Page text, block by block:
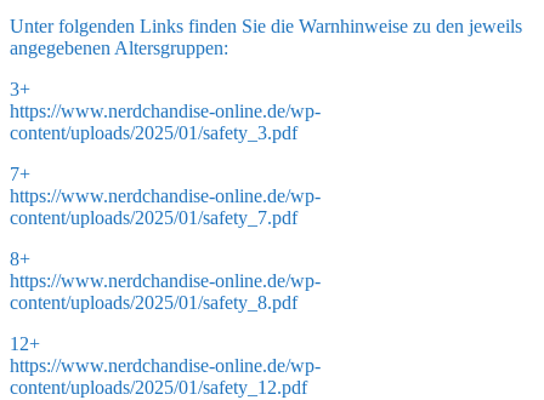
Unter folgenden Links finden Sie die Warnhinweise zu den jeweils
angegebenen Altersgruppen:
3+
https://www.nerdchandise-online.de/wp-
content/uploads/2025/01/safety_3.pdf
7+
https://www.nerdchandise-online.de/wp-
content/uploads/2025/01/safety_7.pdf
8+
https://www.nerdchandise-online.de/wp-
content/uploads/2025/01/safety_8.pdf
12+
https://www.nerdchandise-online.de/wp-
content/uploads/2025/01/safety_12.pdf